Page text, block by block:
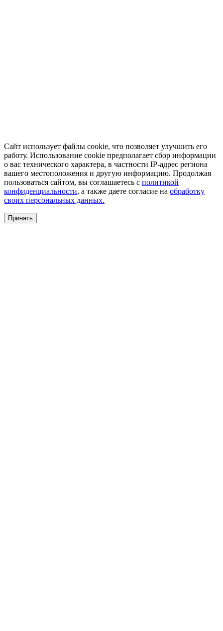
Сайт использует файлы cookie, что позволяет улучшить его
работу. Использование cookie предполагает сбор информации
о вас технического характера, в частности IP-адрес региона
вашего местоположения и другую информацию. Продолжая
пользоваться сайтом, вы соглашаетесь с политикой
конфиденциальности, а также даете согласие на обработку
своих персональных данных.
Принять